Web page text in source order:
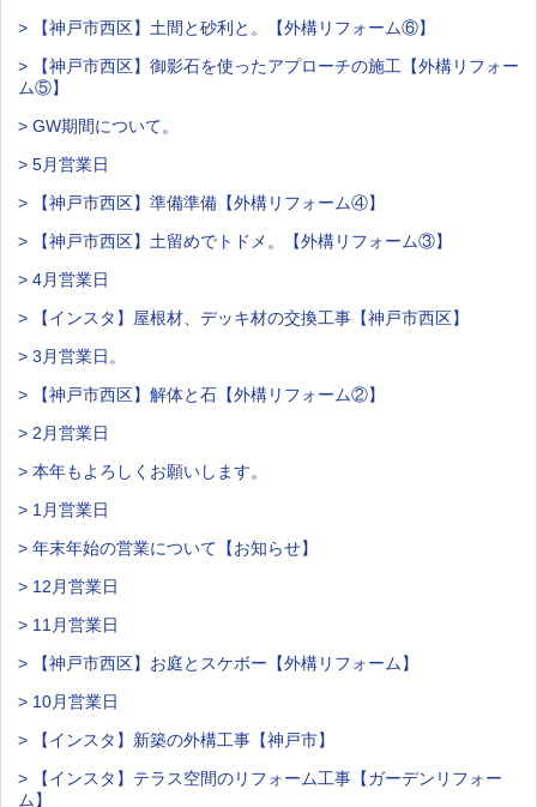
> 【神戸市西区】土間と砂利と。【外構リフォーム⑥】
> 【神戸市西区】御影石を使ったアプローチの施工【外構リフォー
ム⑤】
> GW期間について。
> 5月営業日
> 【神戸市西区】準備準備【外構リフォーム④】
> 【神戸市西区】土留めでトドメ。【外構リフォーム③】
> 4月営業日
> 【インスタ】屋根材、デッキ材の交換工事【神戸市西区】
> 3月営業日。
> 【神戸市西区】解体と石【外構リフォーム②】
> 2月営業日
> 本年もよろしくお願いします。
> 1月営業日
> 年末年始の営業について【お知らせ】
> 12月営業日
> 11月営業日
> 【神戸市西区】お庭とスケボー【外構リフォーム】
> 10月営業日
> 【インスタ】新築の外構工事【神戸市】
> 【インスタ】テラス空間のリフォーム工事【ガーデンリフォー
ム】